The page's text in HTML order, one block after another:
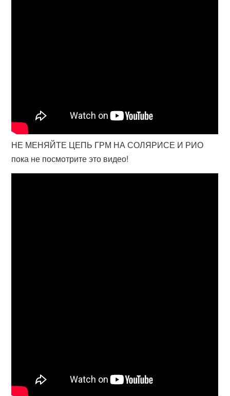
НЕ МЕНЯЙТЕ ЦЕПЬ ГРМ НА СОЛЯРИСЕ И РИО
пока не посмотрите это видео!